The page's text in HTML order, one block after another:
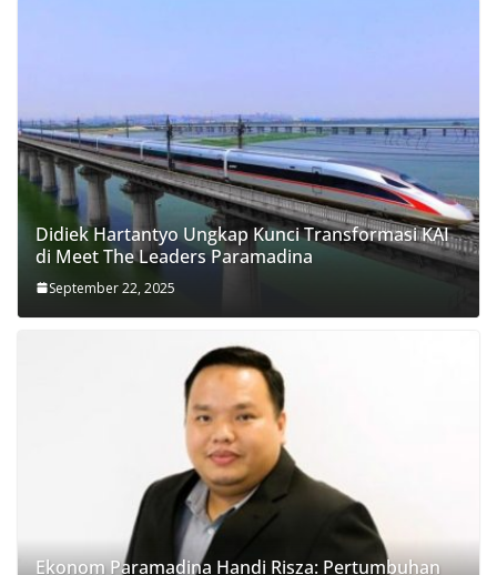
Didiek Hartantyo Ungkap Kunci Transformasi KAI
di Meet The Leaders Paramadina
September 22, 2025
Ekonom Paramadina Handi Risza: Pertumbuhan